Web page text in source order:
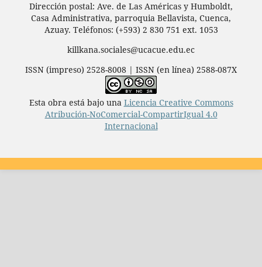
Dirección postal: Ave. de Las Américas y Humboldt,
Casa Administrativa, parroquia Bellavista, Cuenca,
Azuay. Teléfonos: (+593) 2 830 751 ext. 1053
killkana.sociales@ucacue.edu.ec
ISSN (impreso) 2528-8008 | ISSN (en línea) 2588-087X
Esta obra está bajo una Licencia Creative Commons
Atribución-NoComercial-CompartirIgual 4.0
Internacional